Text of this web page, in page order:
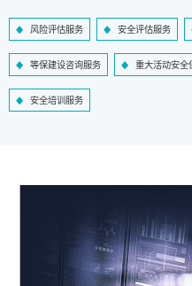
风险评估服务 安全评估服务
等保建设咨询服务 重大活动安全
安全培训服务